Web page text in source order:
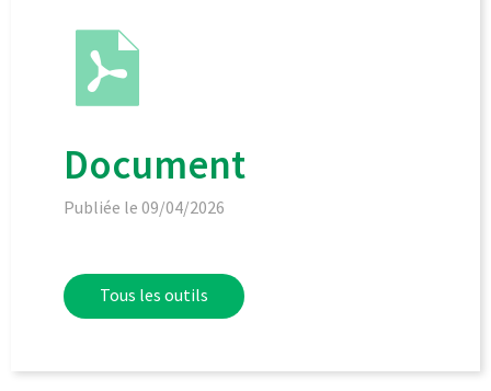
Document
Publiée le 09/04/2026
Tous les outils